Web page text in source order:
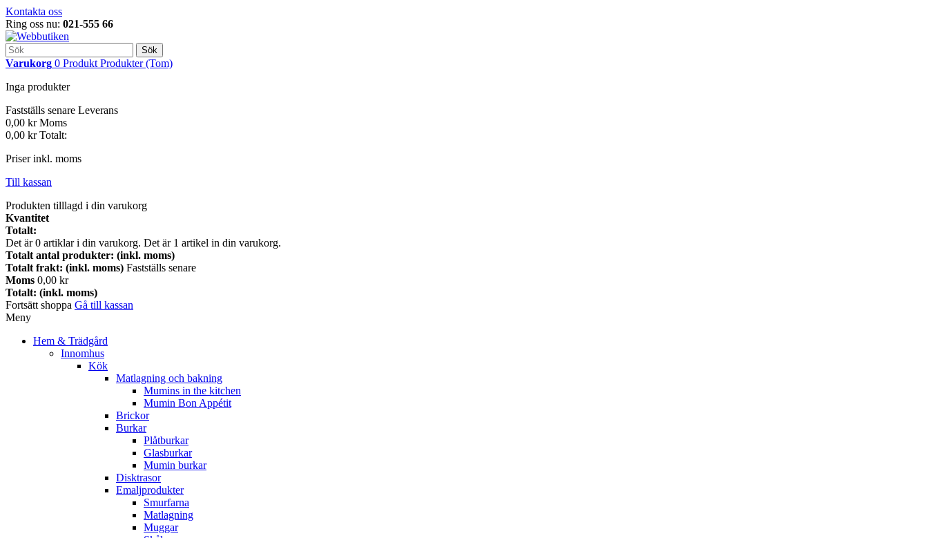
Kontakta oss
Ring oss nu: 021-555 66
Sök
Varukorg 0 Produkt Produkter (Tom)
Inga produkter
Fastställs senare Leverans
0,00 kr Moms
0,00 kr Totalt:
Priser inkl. moms
Till kassan
Produkten tilllagd i din varukorg
Kvantitet
Totalt:
Det är0 artiklar i din varukorg. Det är 1 artikel in din varukorg.
Totalt antal produkter: (inkl. moms)
Totalt frakt: (inkl. moms) Fastställs senare
Moms 0,00 kr
Totalt: (inkl. moms)
Fortsätt shoppa Gå till kassan
Meny
Hem & Trädgård
Innomhus
Kök
Matlagning och bakning
Mumins in the kitchen
Mumin Bon Appétit
Brickor
Burkar
Plåtburkar
Glasburkar
Mumin burkar
Disktrasor
Emaljprodukter
Smurfarna
Matlagning
Muggar